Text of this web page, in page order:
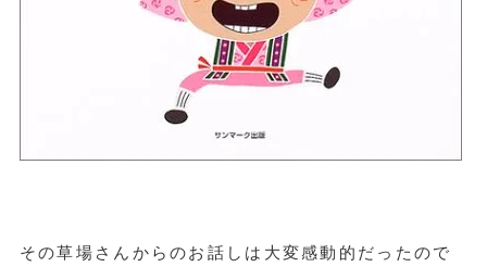
その草場さんからのお話しは大変感動的だったので